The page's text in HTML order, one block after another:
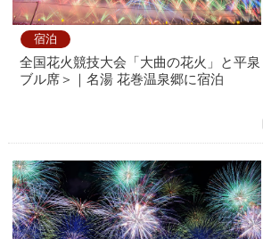
宿泊
全国花火競技大会「大曲の花火」と平
ブル席＞｜名湯 花巻温泉郷に宿泊